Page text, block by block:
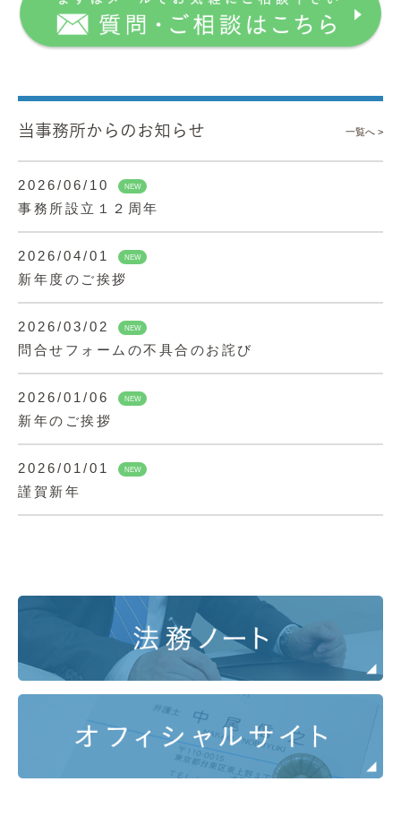
当事務所からのお知らせ 一覧へ >
2026/06/10 NEW
事務所設立１２周年
2026/04/01 NEW
新年度のご挨拶
2026/03/02 NEW
問合せフォームの不具合のお詫び
2026/01/06 NEW
新年のご挨拶
2026/01/01 NEW
謹賀新年